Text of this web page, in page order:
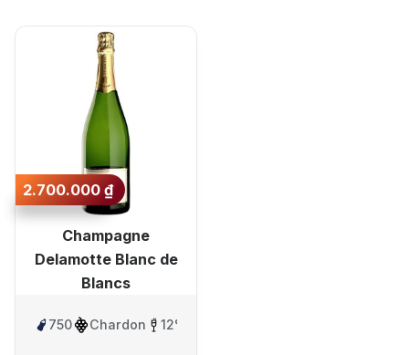
2.700.000₫
Champagne
Delamotte Blanc de
Blancs
750ml Chardonnay12%